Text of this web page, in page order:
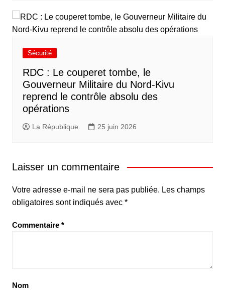
Sécurité
RDC : Le couperet tombe, le
Gouverneur Militaire du Nord-Kivu
reprend le contrôle absolu des
opérations
La République 25 juin 2026
Laisser un commentaire
Votre adresse e-mail ne sera pas publiée. Les champs
obligatoires sont indiqués avec *
Commentaire *
Nom